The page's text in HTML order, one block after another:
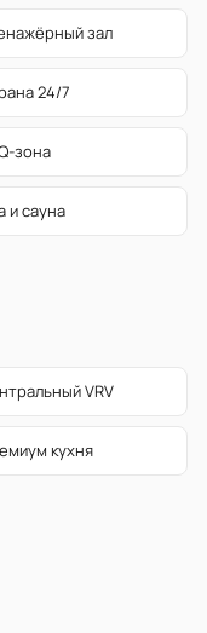
зал
24/7
зона
и сауна
VRV
кухня